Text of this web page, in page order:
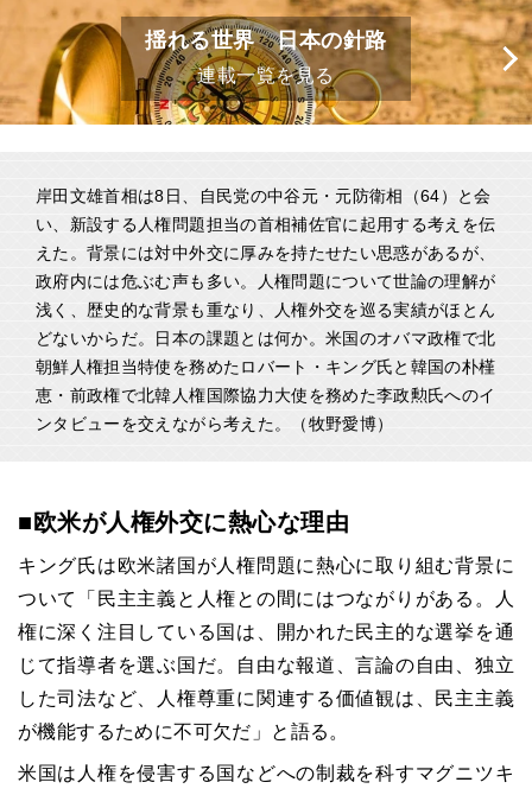
揺れる世界 日本の針路
連載一覧を見る
岸田文雄首相は8日、自民党の中谷元・元防衛相（64）と会
い、新設する人権問題担当の首相補佐官に起用する考えを伝
えた。背景には対中外交に厚みを持たせたい思惑があるが、
政府内には危ぶむ声も多い。人権問題について世論の理解が
浅く、歴史的な背景も重なり、人権外交を巡る実績がほとん
どないからだ。日本の課題とは何か。米国のオバマ政権で北
朝鮮人権担当特使を務めたロバート・キング氏と韓国の朴槿
恵・前政権で北韓人権国際協力大使を務めた李政勲氏へのイ
ンタビューを交えながら考えた。（牧野愛博）
■欧米が人権外交に熱心な理由
キング氏は欧米諸国が人権問題に熱心に取り組む背景に
ついて「民主主義と人権との間にはつながりがある。人
権に深く注目している国は、開かれた民主的な選挙を通
じて指導者を選ぶ国だ。自由な報道、言論の自由、独立
した司法など、人権尊重に関連する価値観は、民主主義
が機能するために不可欠だ」と語る。
米国は人権を侵害する国などへの制裁を科すマグニツキ